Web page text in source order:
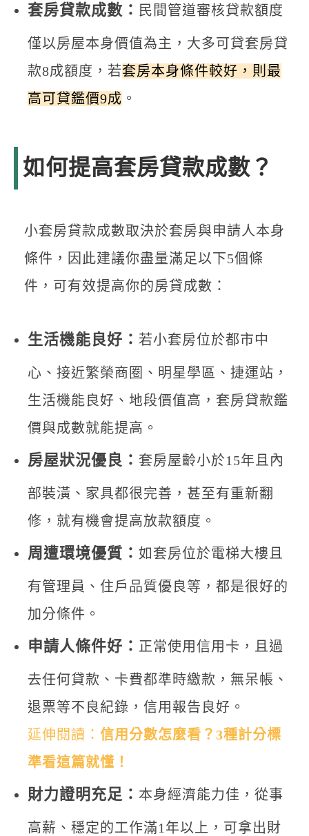
套房貸款成數： 民間管道審核貸款額度
僅以房屋本身價值為主，大多可貸套房貸
款8成額度，若套房本身條件較好，則最
高可貸鑑價9成 。
如何提高套房貸款成數？
小套房貸款成數取決於套房與申請人本身
條件，因此建議你盡量滿足以下5個條
件，可有效提高你的房貸成數：
生活機能良好： 若小套房位於都市中
心、接近繁榮商圈、明星學區、捷運站，
生活機能良好、地段價值高，套房貸款鑑
價與成數就能提高。
房屋狀況優良： 套房屋齡小於15年且內
部裝潢、家具都很完善，甚至有重新翻
修，就有機會提高放款額度。
周遭環境優質： 如套房位於電梯大樓且
有管理員、住戶品質優良等，都是很好的
加分條件。
申請人條件好： 正常使用信用卡，且過
去任何貸款、卡費都準時繳款，無呆帳、
退票等不良紀錄，信用報告良好。
延伸閱讀： 信用分數怎麼看？3種計分標
準看這篇就懂！
財力證明充足： 本身經濟能力佳，從事
高薪、穩定的工作滿1年以上，可拿出財